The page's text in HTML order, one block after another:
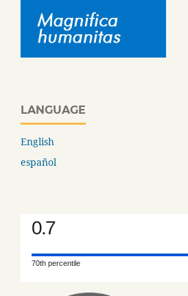
LANGUAGE
English
español
0.7
70th percentile